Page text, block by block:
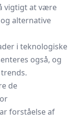
vigtigt at være
alternative
i teknologiske
også, og
de
forståelse af